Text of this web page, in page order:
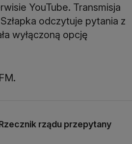
YouTube. Transmisja
odczytuje pytania z
wyłączoną opcję
rządu przepytany